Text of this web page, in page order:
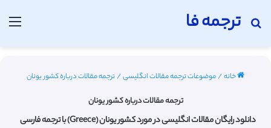
ترجمه فا
جستجو برای
خانه/موضوعات ترجمه مقالات انگلیسی/ترجمه مقالات درباره کشور یونان
ترجمه مقالات درباره کشور یونان
دانلود رایگان مقالات انگلیسی در مورد کشور یونان (Greece) با ترجمه فارسی